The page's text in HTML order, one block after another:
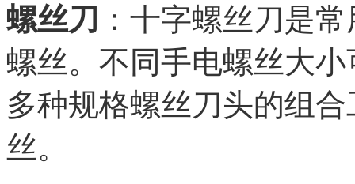
螺丝刀 ：十字螺丝刀是
螺丝。不同手电螺丝大
多种规格螺丝刀头的组
丝。